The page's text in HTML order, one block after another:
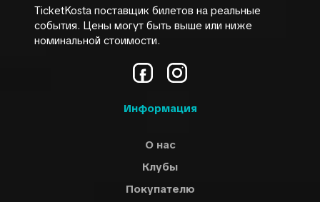
онлайн-бронирования и будьте в Шпильберге в момент,
когда взметнется клетчатый флаг!
TicketKosta поставщик билетов на реальные
события. Цены могут быть выше или ниже
номинальной стоимости.
Информация
О нас
Клубы
Покупателю